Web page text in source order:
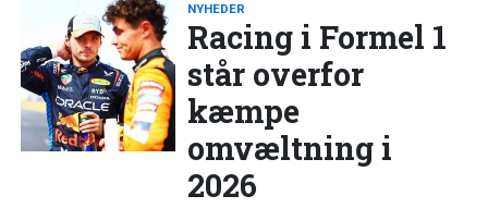
NYHEDER
Racing i Formel 1
står overfor
kæmpe
omvæltning i
2026